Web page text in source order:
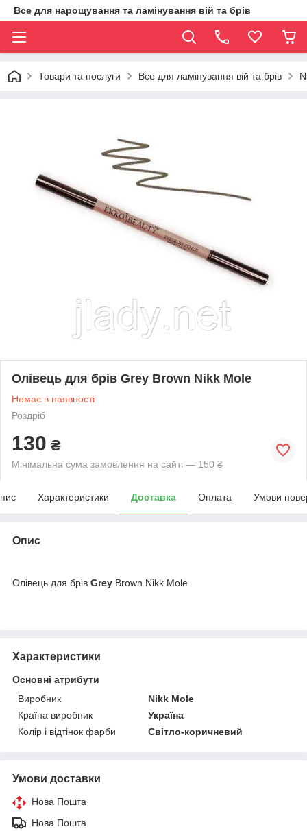
Все для нарощування та ламінування вій та брів
Товари та послуги Все для ламінування вій та брів
Олівець для брів Grey Brown Nikk Mole
Немає в наявності
Роздріб
130 ₴
Мінімальна сума замовлення на сайті — 150 ₴
Характеристики Доставка Оплата Умови
Опис
Олівець для брів Grey Brown Nikk Mole
Характеристики
Основні атрибути
Виробник
Nikk Mole
Країна виробник
Україна
Колір і відтінок фарби
Світло-коричневий
Умови доставки
Нова Пошта
Нова Пошта